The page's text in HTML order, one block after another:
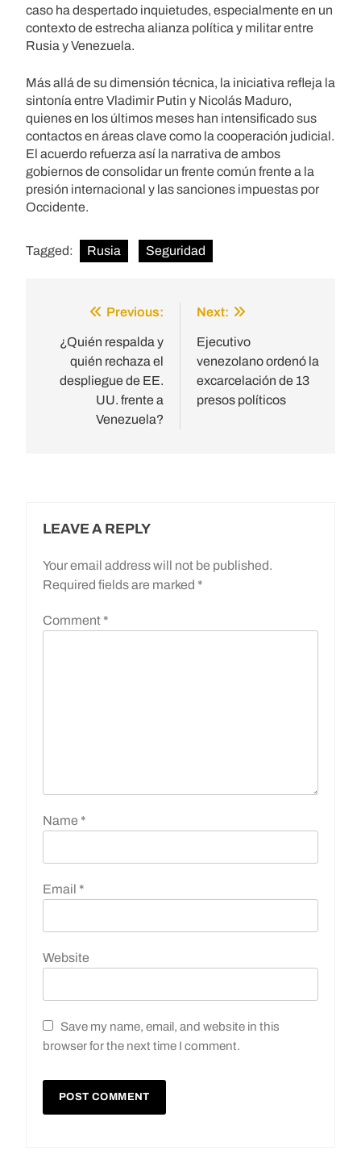
caso ha despertado inquietudes, especialmente en un
contexto de estrecha alianza política y militar entre
Rusia y Venezuela.
Más allá de su dimensión técnica, la iniciativa refleja la
sintonía entre Vladimir Putin y Nicolás Maduro,
quienes en los últimos meses han intensificado sus
contactos en áreas clave como la cooperación judicial.
El acuerdo refuerza así la narrativa de ambos
gobiernos de consolidar un frente común frente a la
presión internacional y las sanciones impuestas por
Occidente.
Tagged: Rusia Seguridad
navigation
Previous:
¿Quién respalda y
quién rechaza el
despliegue de EE.
UU. frente a
Venezuela?
Next:
Ejecutivo
venezolano ordenó la
excarcelación de 13
presos políticos
LEAVE A REPLY
Your email address will not be published.
Required fields are marked *
Comment *
Name *
Email *
Website
Save my name, email, and website in this
browser for the next time I comment.